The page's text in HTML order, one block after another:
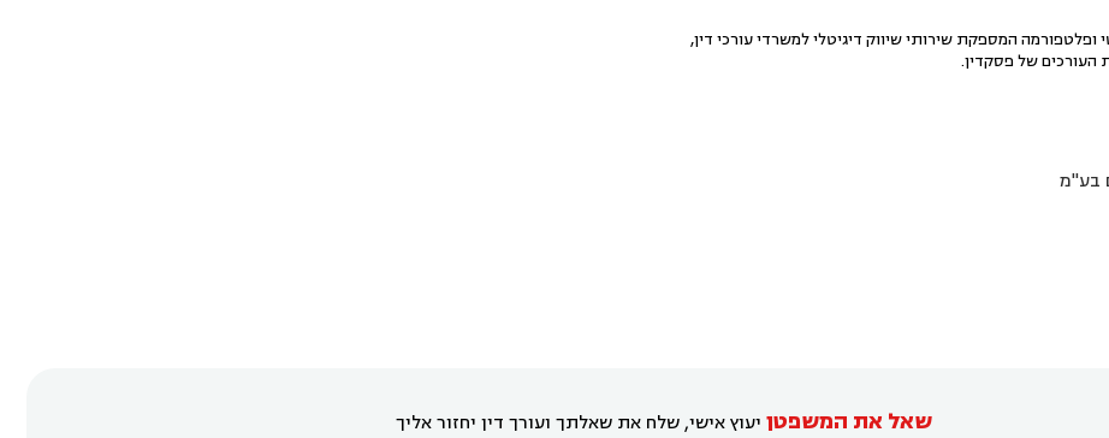
המספקת שירותי שיווק דיגיטלי למשרדי עורכי דין,
העורכים של פסקדין.
בע"מ
שאל את המשפטן יעוץ אישי, שלח את שאלתך ועורך דין יחזור אליך